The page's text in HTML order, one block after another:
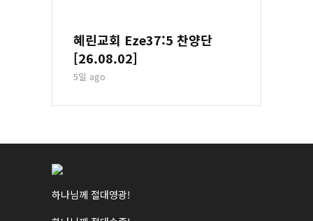
혜린교회 Eze37:5 찬양단
[26.08.02]
5일 ago
하나님께 절대영광!